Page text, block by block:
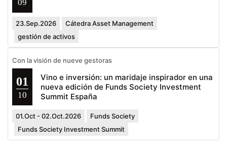
09
23.Sep.2026
Cátedra Asset Management
gestión de activos
Con la visión de nueve gestoras
01
10
Vino e inversión: un maridaje inspirador en una
nueva edición de Funds Society Investment
Summit España
01.Oct - 02.Oct.2026
Funds Society
Funds Society Investment Summit